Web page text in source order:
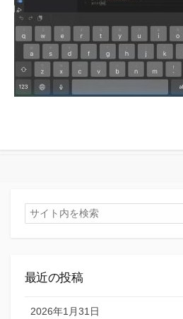
検
索
最近の投稿
2026年1月31日